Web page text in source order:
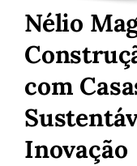
Nélio
com
Inovação